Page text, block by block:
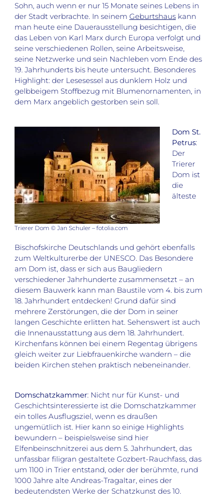
Sohn, auch wenn er nur 15 Monate seines Lebens in
der Stadt verbrachte. In seinem Geburtshauskann
man heute eine Dauerausstellung besichtigen, die
das Leben von Karl Marx durch Europa verfolgt und
seine verschiedenen Rollen, seine Arbeitsweise,
seine Netzwerke und sein Nachleben vom Ende des
19. Jahrhunderts bis heute untersucht. Besonderes
Highlight: der Lesesessel aus dunklem Holz und
gelbbeigem Stoffbezug mit Blumenornamenten, in
dem Marx angeblich gestorben sein soll.
Trierer Dom © Jan Schuler – fotolia.com
Dom St.
Petrus:
Der
Trierer
Dom ist
die
älteste
Bischofskirche Deutschlands und gehört ebenfalls
zum Weltkulturerbe der UNESCO. Das Besondere
am Dom ist, dass er sich aus Baugliedern
verschiedener Jahrhunderte zusammensetzt – an
diesem Bauwerk kann man Baustile vom 4. bis zum
18. Jahrhundert entdecken! Grund dafür sind
mehrere Zerstörungen, die der Dom in seiner
langen Geschichte erlitten hat. Sehenswert ist auch
die Innenausstattung aus dem 18. Jahrhundert.
Kirchenfans können bei einem Regentag übrigens
gleich weiter zur Liebfrauenkirche wandern – die
beiden Kirchen stehen praktisch nebeneinander.
Domschatzkammer: Nicht nur für Kunst- und
Geschichtsinteressierte ist die Domschatzkammer
ein tolles Ausflugsziel, wenn es draußen
ungemütlich ist. Hier kann so einige Highlights
bewundern – beispielsweise sind hier
Elfenbeinschnitzerei aus dem 5. Jahrhundert, das
unfassbar filigran gestaltete Gozbert-Rauchfass, das
um 1100 in Trier entstand, oder der berühmte, rund
1000 Jahre alte Andreas-Tragaltar, eines der
bedeutendsten Werke der Schatzkunst des 10.